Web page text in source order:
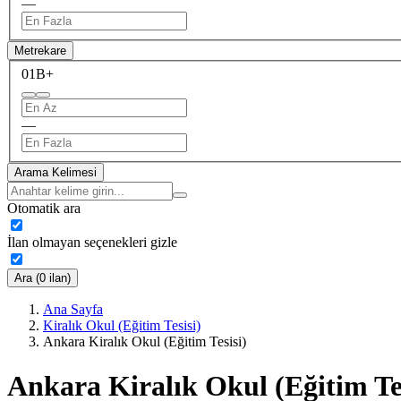
Metrekare
01B+
—
Arama Kelimesi
Otomatik ara
İlan olmayan seçenekleri gizle
Ara (0 ilan)
Ana Sayfa
Kiralık Okul (Eğitim Tesisi)
Ankara Kiralık Okul (Eğitim Tesisi)
Ankara Kiralık Okul (Eğitim